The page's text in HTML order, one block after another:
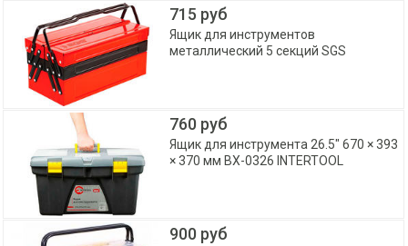
715 руб
Ящик для инструментов
металлический 5 секций SGS
760 руб
Ящик для инструмента 26.5" 670 × 393
× 370 мм BX-0326 INTERTOOL
900 руб